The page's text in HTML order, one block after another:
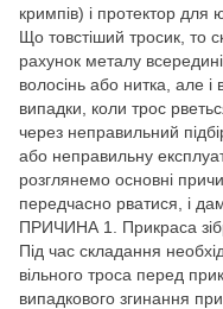
кримпів) і протектор для
Що товстіший тросик, то
рахунок металу
волосінь або нитка, але і
випадки, коли трос
через неправильний
або неправильну
розглянемо основні
передчасно рватися, і
ПРИЧИНА 1. Прикраса
Під час складання
вільного троса перед
випадкового згинання